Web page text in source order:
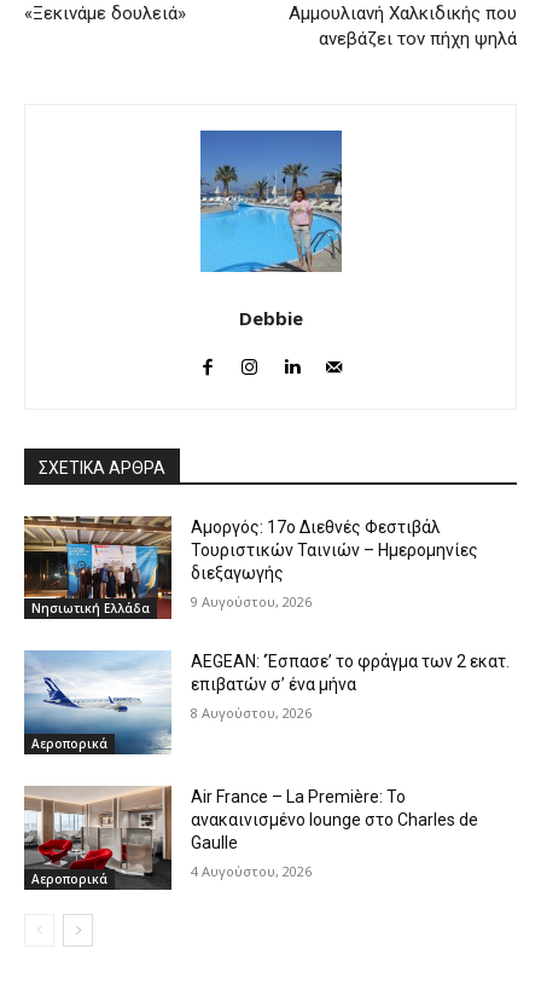
«Ξεκινάμε δουλειά»
Αμμουλιανή Χαλκιδικής που
ανεβάζει τον πήχη ψηλά
Debbie
ΣΧΕΤΙΚΑ ΑΡΘΡΑ
Νησιωτική Ελλάδα
Αμοργός: 17ο Διεθνές Φεστιβάλ
Τουριστικών Ταινιών – Ημερομηνίες
διεξαγωγής
9 Αυγούστου, 2026
Αεροπορικά
AEGEAN: ‘Έσπασε’ το φράγμα των 2 εκατ.
επιβατών σ’ ένα μήνα
8 Αυγούστου, 2026
Αεροπορικά
Air France – La Première: Το
ανακαινισμένο lounge στο Charles de
Gaulle
4 Αυγούστου, 2026